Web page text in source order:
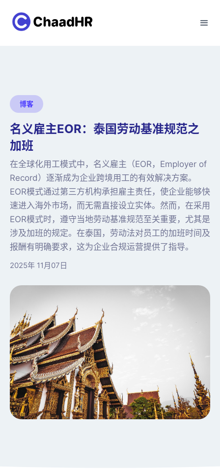
博客
名义雇主EOR：泰国劳动基准规范之
加班
在全球化用工模式中，名义雇主（EOR，Employer of
Record）逐渐成为企业跨境用工的有效解决方案。
EOR模式通过第三方机构承担雇主责任，使企业能够快
速进入海外市场，而无需直接设立实体。然而，在采用
EOR模式时，遵守当地劳动基准规范至关重要，尤其是
涉及加班的规定。在泰国，劳动法对员工的加班时间及
报酬有明确要求，这为企业合规运营提供了指导。
2025年 11月07日